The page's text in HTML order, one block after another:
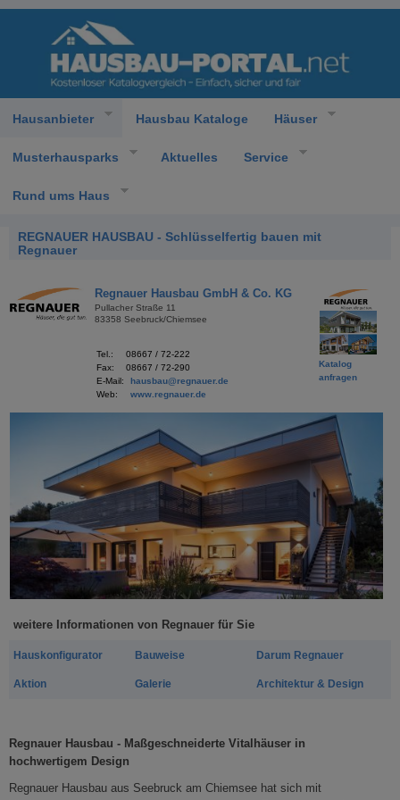
Hausanbieter Hausbau Kataloge Häuser
Musterhausparks Aktuelles Service
Rund ums Haus
REGNAUER HAUSBAU - Schlüsselfertig bauen mit
Regnauer
Regnauer Hausbau GmbH & Co. KG
Pullacher Straße 11
83358 Seebruck/Chiemsee
Tel.:
Fax:
E-Mail:
Web:
08667 / 72-222
08667 / 72-290
hausbau@regnauer.de
www.regnauer.de
Katalog
anfragen
weitere Informationen von Regnauer für Sie
Hauskonfigurator Bauweise Darum Regnauer
Aktion Galerie Architektur & Design
Regnauer Hausbau - Maßgeschneiderte Vitalhäuser in
hochwertigem Design
Regnauer Hausbau aus Seebruck am Chiemsee hat sich mit